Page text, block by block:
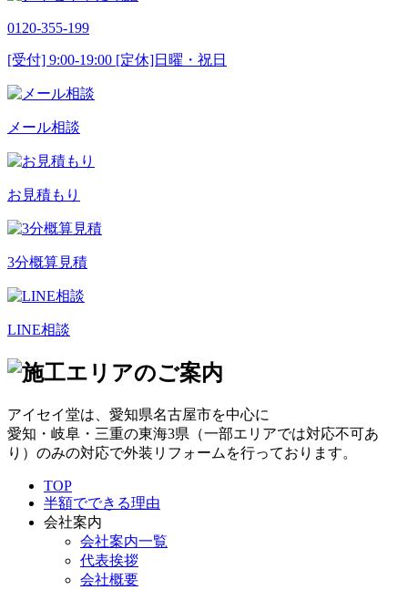
0120-355-199
[受付] 9:00-19:00 [定休]日曜・祝日
メール相談
お見積もり
3分概算見積
LINE相談
アイセイ堂は、 愛知県名古屋市を中心に
愛知・岐阜・三重の東海3県（一部エリアでは対応不可あ
り）のみの対応で外装リフォームを行っております。
TOP
半額でできる理由
会社案内
会社案内一覧
代表挨拶
会社概要